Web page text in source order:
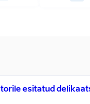
esitatud